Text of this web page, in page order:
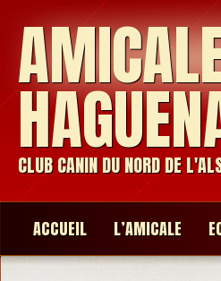
CLUB CANIN DU NORD DE
ACCUEIL L’AMICALE